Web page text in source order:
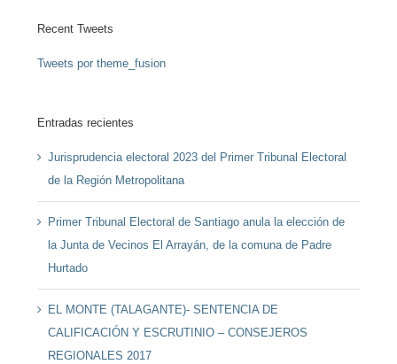
Recent Tweets
Tweets por theme_fusion
Entradas recientes
Jurisprudencia electoral 2023 del Primer Tribunal Electoral
de la Región Metropolitana
Primer Tribunal Electoral de Santiago anula la elección de
la Junta de Vecinos El Arrayán, de la comuna de Padre
Hurtado
EL MONTE (TALAGANTE)- SENTENCIA DE
CALIFICACIÓN Y ESCRUTINIO – CONSEJEROS
REGIONALES 2017